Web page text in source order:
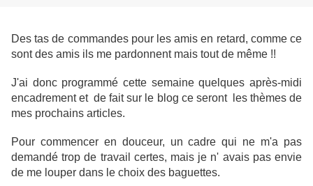
Des tas de commandes pour les amis en retard, comme ce
sont des amis ils me pardonnent mais tout de même !!
J'ai donc programmé cette semaine quelques après-midi
encadrement et de fait sur le blog ce seront les thèmes de
mes prochains articles.
Pour commencer en douceur, un cadre qui ne m'a pas
demandé trop de travail certes, mais je n' avais pas envie
de me louper dans le choix des baguettes.